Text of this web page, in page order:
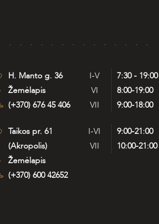
H. Manto g. 36
Žemėlapis
(+370) 676 45 406
I-V
7:30 - 19:00
VI
8:00-19:00
VII
9:00-18:00
Taikos pr. 61
(Akropolis)
Žemėlapis
(+370) 600 42652
I-VI
9:00-21:00
VII
10:00-21:00